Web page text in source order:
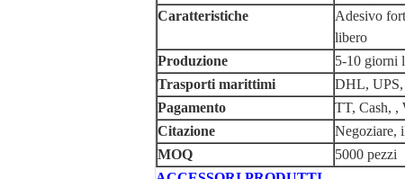
Caratteristiche
Adesivo
libero
Produzione
5-10 giorni
Trasporti marittimi
DHL, UPS,
Pagamento
TT, Cash, ,
Citazione
Negoziare,
MOQ
5000 pezzi